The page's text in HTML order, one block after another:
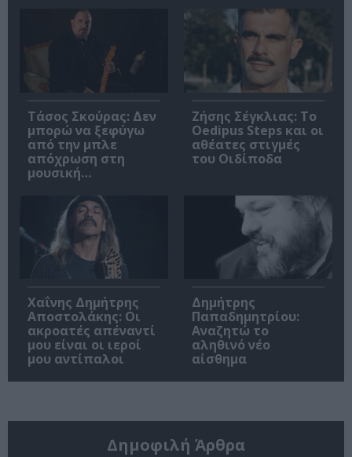
Τάσος Σκούρας: Δεν
μπορώ να ξεφύγω
από την μπλε
απόχρωση στη
μουσική…
Ζήσης Σέγκλιας: Το
Oedipus Steps και οι
αθέατες στιγμές
του Οιδίποδα
Χαΐνης Δημήτρης
Αποστολάκης: Οι
ακροατές απέναντί
μου είναι οι ιεροί
μου αντίπαλοι
Δημήτρης
Παπαδημητρίου:
Αναζητώ το
αληθινό νέο
αίσθημα
Δημοφιλή Άρθρα